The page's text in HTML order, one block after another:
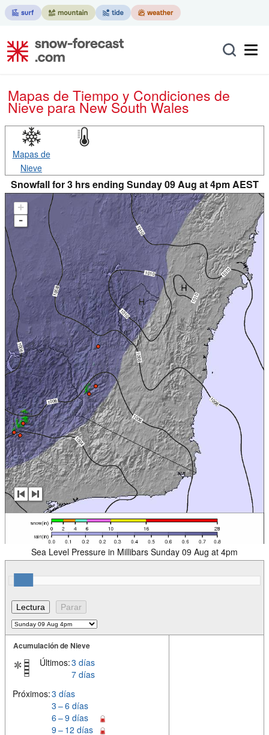
Mapas de Tiempo y Condiciones de
Nievepara New South Wales
Mapas de
Nieve
Snowfall for 3 hrs ending Sunday 09 Aug at 4pm AEST
+
-
Sea Level Pressure in Millibars Sunday 09 Aug at 4pm
Acumulación de Nieve
Últimos:3 días
7 días
Próximos:3 días
3 – 6 días
6 – 9 días
9 – 12 días